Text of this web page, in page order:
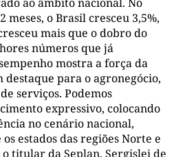
ao âmbito nacional. No
meses, o Brasil cresceu 3,5%,
mais que o dobro do
números que já
mostra a força da
destaque para o agronegócio,
serviços. Podemos
expressivo, colocando
no cenário nacional,
estados das regiões Norte e
titular da Seplan, Sergislei de